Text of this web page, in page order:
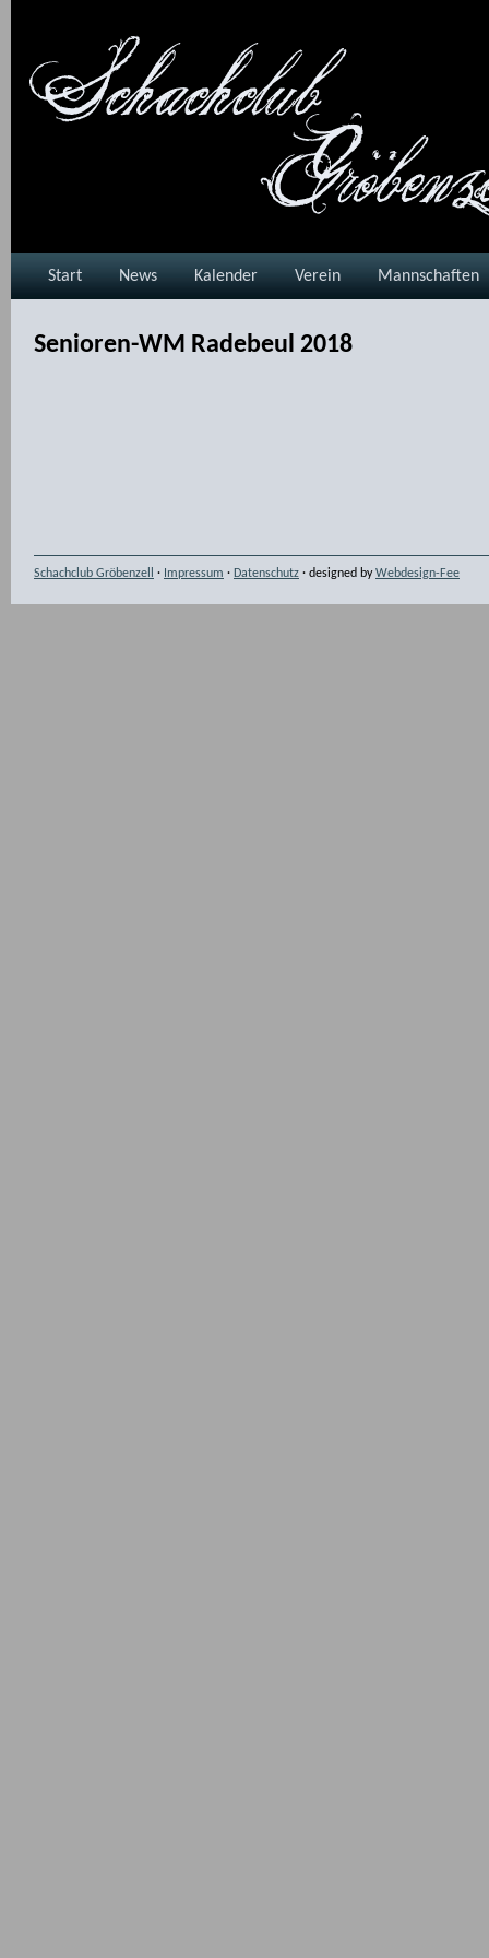
Start News Kalender Verein Mannschaften
Senioren-WM Radebeul 2018
Schachclub Gröbenzell · Impressum · Datenschutz · designed byWebdesign-Fee